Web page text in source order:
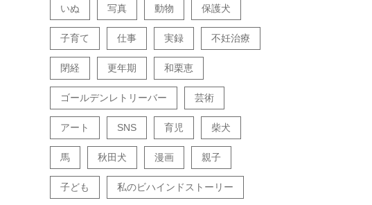
いぬ 写真 動物 保護犬
子育て 仕事 実録 不妊治療
閉経 更年期 和栗恵
ゴールデンレトリーバー 芸術
アート SNS 育児 柴犬
馬 秋田犬 漫画 親子
子ども 私のビハインドストーリー